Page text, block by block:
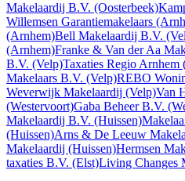
Makelaardij B.V. (Oosterbeek)
Willemsen Garantiemakelaars
(Arnhem)Bell Makelaardij B.V.
(Arnhem)Franke & Van der Aa
B.V. (Velp)Taxaties Regio Arnhem
Makelaars B.V. (Velp)REBO
Weverwijk Makelaardij (Velp)Van
(Westervoort)Gaba Beheer B.V.
Makelaardij B.V. (Huissen)
(Huissen)Arns & De Leeuw
Makelaardij (Huissen)Hermsen
taxaties B.V. (Elst)Living Changes